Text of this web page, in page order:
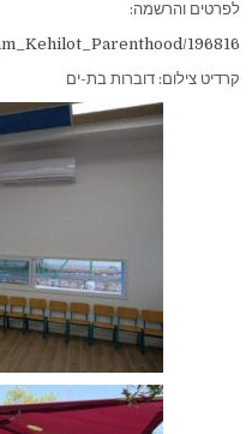
לפרטים והרשמה:
196816
קרדיט צילום: דוברות בת-ים